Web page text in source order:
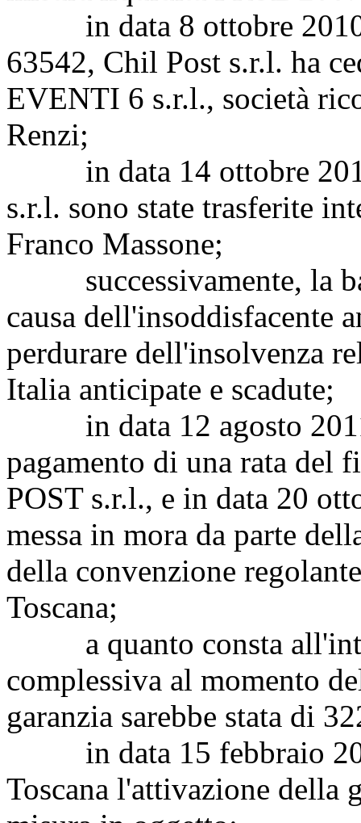
in data 8 ottobre
63542, Chil Post s.r.l. ha
EVENTI 6 s.r.l., società
Renzi;
in data 14 ottobre 2010
s.r.l. sono state trasferite
Franco Massone;
successivamente, la
causa dell'insoddisfacente
perdurare dell'insolvenza
Italia anticipate e scadute;
in data 12 agosto 2011
pagamento di una rata del
POST s.r.l., e in data 20
messa in mora da parte
della convenzione
Toscana;
a quanto consta
complessiva al momento
garanzia sarebbe stata di
in data 15 febbraio
Toscana l'attivazione della